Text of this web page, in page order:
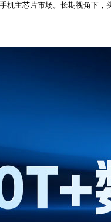
主芯片市场。长期视角下